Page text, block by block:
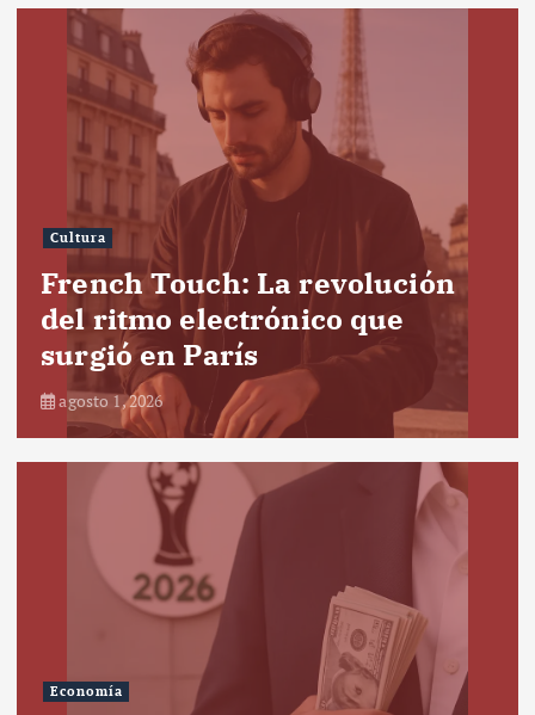
Cultura
French Touch: La revolución
del ritmo electrónico que
surgió en París
agosto 1, 2026
Economía